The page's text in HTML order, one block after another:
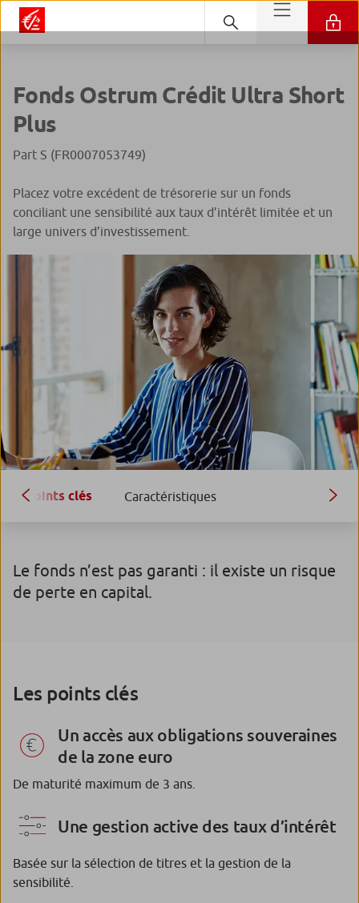
Fonds Ostrum Crédit Ultra Short
Plus
Part S (FR0007053749)
Placez votre excédent de trésorerie sur un fonds
conciliant une sensibilité aux taux d’intérêt limitée et un
large univers d’investissement.
Points clés Caractéristiques
Le fonds n’est pas garanti : il existe un risque
de perte en capital.
Les points clés
Un accès aux obligations souveraines
de la zone euro
De maturité maximum de 3 ans.
Une gestion active des taux d’intérêt
Basée sur la sélection de titres et la gestion de la
sensibilité.